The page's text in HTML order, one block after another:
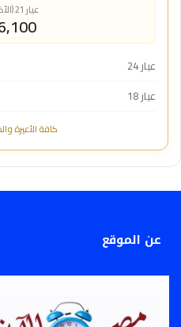
عيار 21 (الأكثر مبيعاً)
6,100
عيار 24
عيار 18
كافة الأعيرة
عن الموقع